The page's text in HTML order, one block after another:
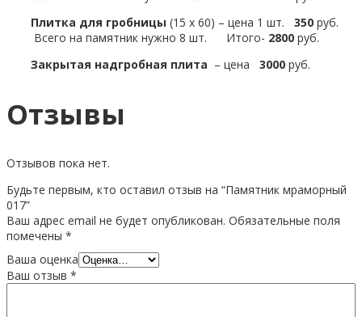
Плитка для гробницы (15 х 60) – цена 1 шт. 350 руб.
Всего на памятник нужно 8 шт. Итого- 2800 руб.
Закрытая надгробная плита – цена 3000 руб.
Отзывы
Отзывов пока нет.
Будьте первым, кто оставил отзыв на “Памятник мраморный
017”
Ваш адрес email не будет опубликован. Обязательные поля
помечены *
Ваша оценка
Ваш отзыв *